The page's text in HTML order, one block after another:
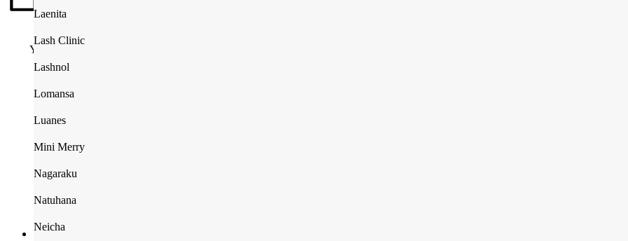
Laenita
Lash Clinic
Lashnol
Lomansa
Luanes
Mini Merry
Nagaraku
Natuhana
Neicha
Carrito
You are here:
Lab of Beauty
Herramientas